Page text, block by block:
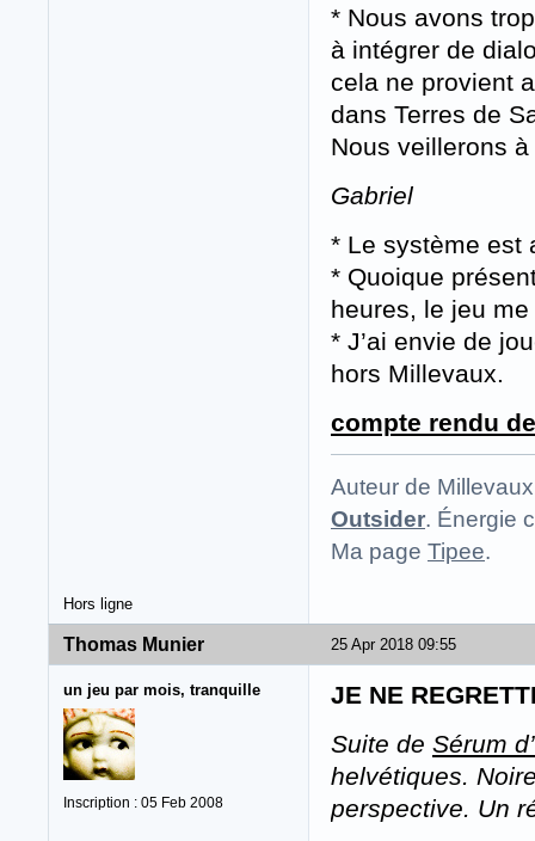
* Nous avons
à intégrer de
cela ne provient
dans Terres de
Nous veillerons
Gabriel
* Le système est
* Quoique
heures, le jeu
* J’ai envie de
hors Millevaux.
compte rendu
Auteur de
Outsider. Énergie
Ma page Tipee.
Hors ligne
25 Apr 2018 09:55
Thomas Munier
un jeu par mois, tranquille
Inscription : 05 Feb 2008
JE NE
Suite de Sérum
helvétiques.
perspective. Un